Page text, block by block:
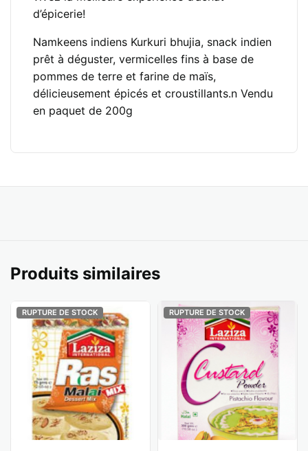
d’épicerie!
Namkeens indiens Kurkuri bhujia, snack indien
prêt à déguster, vermicelles fins à base de
pommes de terre et farine de maïs,
délicieusement épicés et croustillants.n Vendu
en paquet de 200g
Produits similaires
RUPTURE DE STOCK RUPTURE DE STOCK